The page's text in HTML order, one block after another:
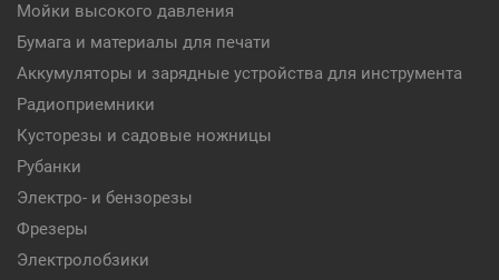
Мойки высокого давления
Бумага и материалы для печати
Аккумуляторы и зарядные устройства для инструмента
Радиоприемники
Кусторезы и садовые ножницы
Рубанки
Электро- и бензорезы
Фрезеры
Электролобзики